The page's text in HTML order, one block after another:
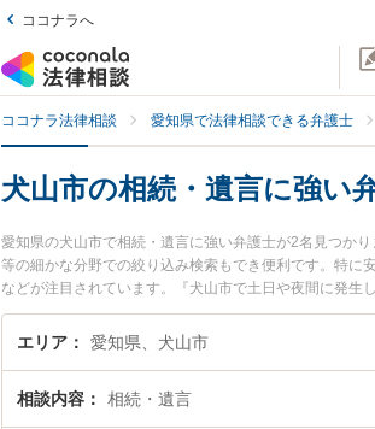
ココナラへ
ココナラ法律相談 愛知県で法律相談できる弁護士
犬山市の相続・遺言に強い
愛知県の犬山市で相続・遺言に強い弁護士が2名見つか
等の細かな分野での絞り込み検索もでき便利です。特に
などが注目されています。『犬山市で土日や夜間に発生
したい』『初回相談無料で相続・遺言を法律相談できる
エリア 愛知県、犬山市
相談内容 相続・遺言